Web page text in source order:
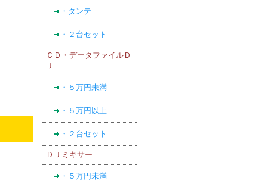
・タンテ
・２台セット
ＣＤ・データファイルＤ
Ｊ
・５万円未満
・５万円以上
・２台セット
ＤＪミキサー
・５万円未満